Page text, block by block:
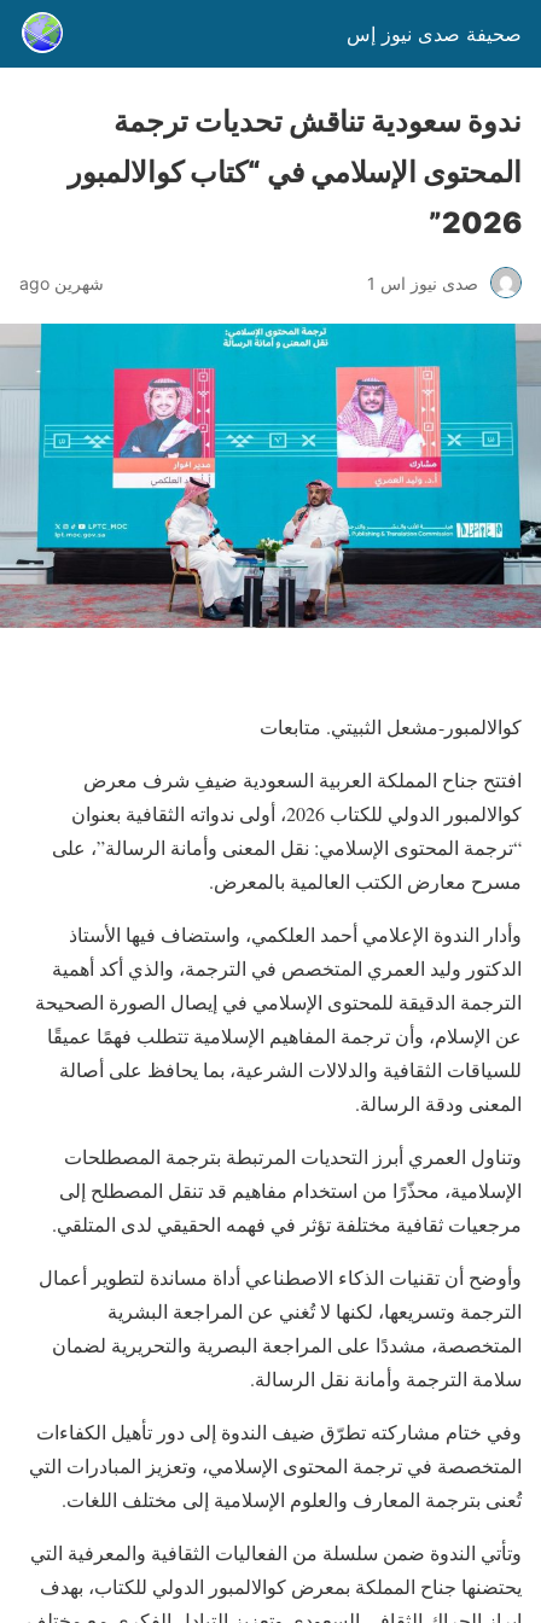
صحيفة صدى نيوز إس
ندوة سعودية تناقش تحديات ترجمة
المحتوى الإسلامي في “كتاب كوالالمبور
2026”
صدى نيوز اس 1 شهرين ago
كوالالمبور-مشعل الثبيتي. متابعات
افتتح جناح المملكة العربية السعودية ضيفِ شرف معرض
كوالالمبور الدولي للكتاب 2026، أولى ندواته الثقافية بعنوان
“ترجمة المحتوى الإسلامي: نقل المعنى وأمانة الرسالة”، على
مسرح معارض الكتب العالمية بالمعرض.
وأدار الندوة الإعلامي أحمد العلكمي، واستضاف فيها الأستاذ
الدكتور وليد العمري المتخصص في الترجمة، والذي أكد أهمية
الترجمة الدقيقة للمحتوى الإسلامي في إيصال الصورة الصحيحة
عن الإسلام، وأن ترجمة المفاهيم الإسلامية تتطلب فهمًا عميقًا
للسياقات الثقافية والدلالات الشرعية، بما يحافظ على أصالة
المعنى ودقة الرسالة.
وتناول العمري أبرز التحديات المرتبطة بترجمة المصطلحات
الإسلامية، محذّرًا من استخدام مفاهيم قد تنقل المصطلح إلى
مرجعيات ثقافية مختلفة تؤثر في فهمه الحقيقي لدى المتلقي.
وأوضح أن تقنيات الذكاء الاصطناعي أداة مساندة لتطوير أعمال
الترجمة وتسريعها، لكنها لا تُغني عن المراجعة البشرية
المتخصصة، مشددًا على المراجعة البصرية والتحريرية لضمان
سلامة الترجمة وأمانة نقل الرسالة.
وفي ختام مشاركته تطرّق ضيف الندوة إلى دور تأهيل الكفاءات
المتخصصة في ترجمة المحتوى الإسلامي، وتعزيز المبادرات التي
تُعنى بترجمة المعارف والعلوم الإسلامية إلى مختلف اللغات.
وتأتي الندوة ضمن سلسلة من الفعاليات الثقافية والمعرفية التي
يحتضنها جناح المملكة بمعرض كوالالمبور الدولي للكتاب، بهدف